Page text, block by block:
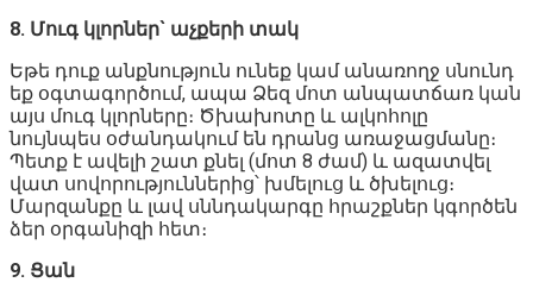
8. Մուգ կլորներ` աչքերի տակ
Եթե դուք անքնություն ունեք կամ անառողջ սնունդ
եք օգտագործում, ապա Ձեզ մոտ անպատճառ կան
այս մուգ կլորները։ Ծխախոտը և ալկոհոլը
նույնպես օժանդակում են դրանց առաջացմանը։
Պետք է ավելի շատ քնել (մոտ 8 ժամ) և ազատվել
վատ սովորություններից՝ խմելուց և ծխելուց։
Մարզանքը և լավ սննդակարգը հրաշքներ կգործեն
ձեր օրգանիզի հետ։
9. Ցան